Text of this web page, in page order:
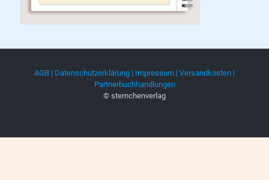
AGB | Datenschutzerklärung | Impressum | Versandkosten |
Partnerbuchhandlungen
© sternchenverlag